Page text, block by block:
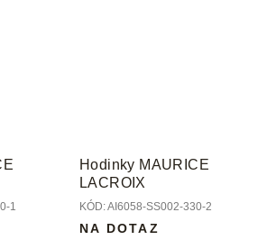
1
Hodinky MAURICE
LACROIX
KÓD:AI6058-SS002-330-2
NA DOTAZ